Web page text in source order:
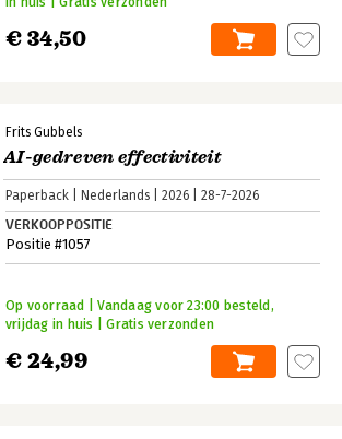
€ 34,50
Frits Gubbels
AI-gedreven effectiviteit
Paperback Nederlands 2026 28-7-2026
VERKOOPPOSITIE
Positie #1057
€ 24,99
Op voorraad | Vandaag voor 23:00 besteld,
vrijdag in huis | Gratis verzonden